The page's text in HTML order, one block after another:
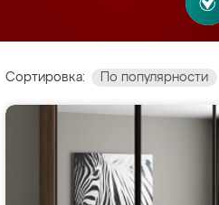
Сортировка: По популярности